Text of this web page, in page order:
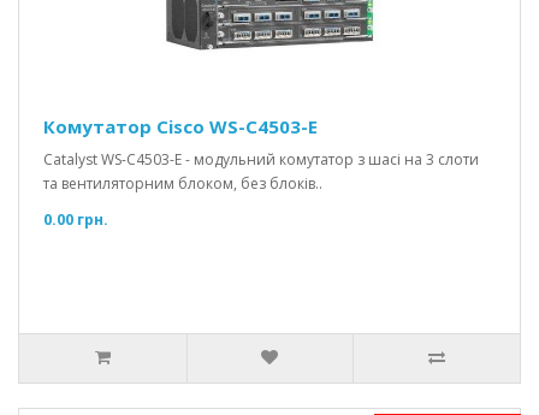
Комутатор Cisco WS-C4503-E
Catalyst WS-C4503-E - модульний комутатор з шасі на 3 слоти
та вентиляторним блоком, без блоків..
0.00 грн.